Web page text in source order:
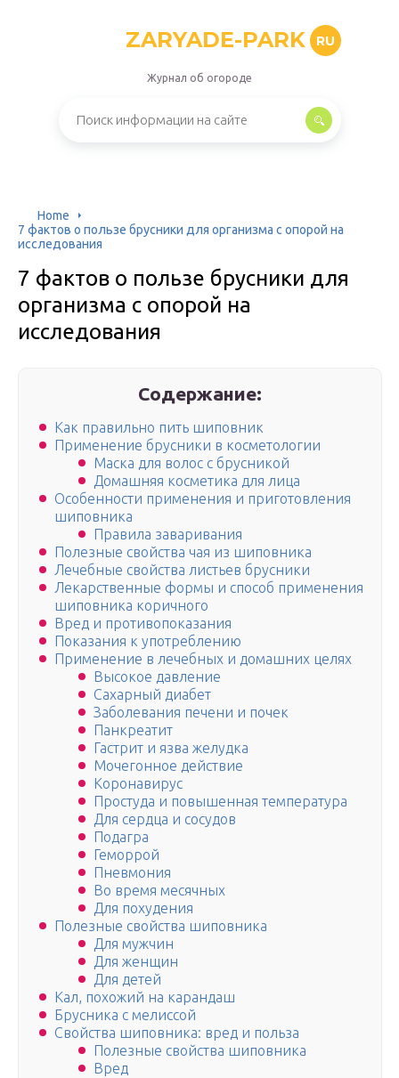
ZARYADE-PARK RU
Журнал об огороде
Home
7 фактов о пользе брусники для организма с опорой на
исследования
7 фактов о пользе брусники для
организма с опорой на
исследования
Содержание:
Как правильно пить шиповник
Применение брусники в косметологии
Маска для волос с брусникой
Домашняя косметика для лица
Особенности применения и приготовления
шиповника
Правила заваривания
Полезные свойства чая из шиповника
Лечебные свойства листьев брусники
Лекарственные формы и способ применения
шиповника коричного
Вред и противопоказания
Показания к употреблению
Применение в лечебных и домашних целях
Высокое давление
Сахарный диабет
Заболевания печени и почек
Панкреатит
Гастрит и язва желудка
Мочегонное действие
Коронавирус
Простуда и повышенная температура
Для сердца и сосудов
Подагра
Геморрой
Пневмония
Во время месячных
Для похудения
Полезные свойства шиповника
Для мужчин
Для женщин
Для детей
Кал, похожий на карандаш
Брусника с мелиссой
Свойства шиповника: вред и польза
Полезные свойства шиповника
Вред